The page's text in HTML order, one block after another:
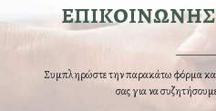
Συμπληρώστε την παρακάτω φόρμα και
σας για να